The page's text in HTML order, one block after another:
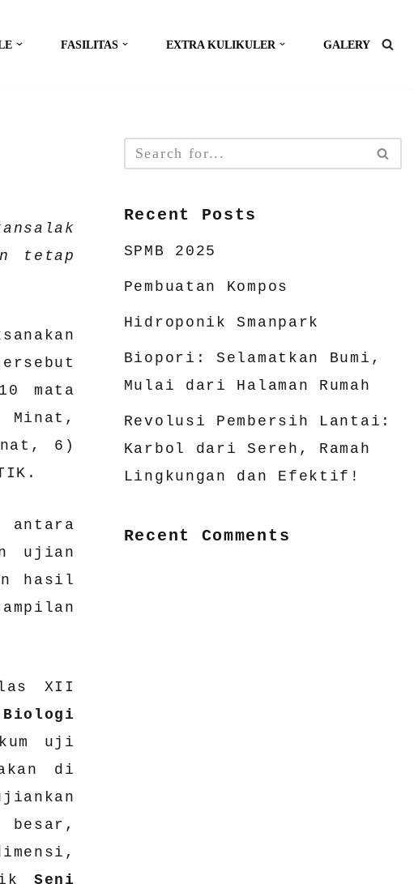
FASILITAS EXTRA KULIKULER GALERY
tetap
mata
6)
antara
ujian
hasil
XII
Biologi
uji
di
Seni
Recent Posts
SPMB 2025
Pembuatan Kompos
Hidroponik Smanpark
Biopori: Selamatkan Bumi,
Mulai dari Halaman Rumah
Revolusi Pembersih Lantai:
Karbol dari Sereh, Ramah
Lingkungan dan Efektif!
Recent Comments